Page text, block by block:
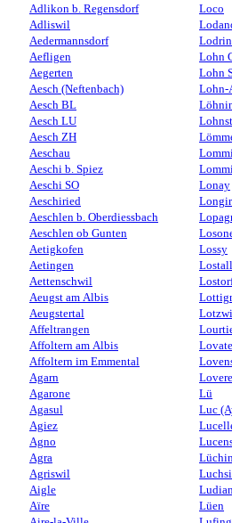
Adlikon b. Regensdorf
Adliswil
Aedermannsdorf
Aefligen
Aegerten
Aesch (Neftenbach)
Aesch BL
Aesch LU
Aesch ZH
Aeschau
Aeschi b. Spiez
Aeschi SO
Aeschiried
Aeschlen b. Oberdiessbach
Aeschlen ob Gunten
Aetigkofen
Aetingen
Aettenschwil
Aeugst am Albis
Aeugstertal
Affeltrangen
Affoltern am Albis
Affoltern im Emmental
Agarn
Agarone
Agasul
Agiez
Agno
Agra
Agriswil
Aigle
Aïre
Loco
Lohn
Lohn
Lohn-
Lonay
Lossy
Lü
Luc
Lüen